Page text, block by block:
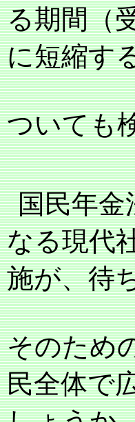
る期間（
に短縮す
ついても
国民年金
なる現代
施が、待
そのため
民全体で